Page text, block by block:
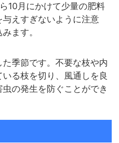
10月にかけて少量の肥料
えすぎないように注意
ます。
季節です。不要な枝や内
る枝を切り、風通しを良
の発生を防ぐことができ